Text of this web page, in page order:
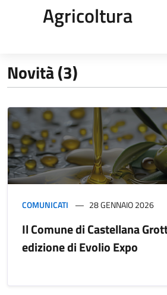
Agricoltura
Novità (3)
COMUNICATI 28 GENNAIO 2026
Il Comune di Castellana
edizione di Evolio Expo